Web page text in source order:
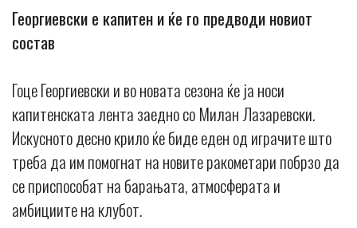
Георгиевски е капитен и ќе го предводи новиот
состав
Гоце Георгиевски и во новата сезона ќе ја носи
капитенската лента заедно со Милан Лазаревски.
Искусното десно крило ќе биде еден од играчите што
треба да им помогнат на новите ракометари побрзо да
се приспособат на барањата, атмосферата и
амбициите на клубот.